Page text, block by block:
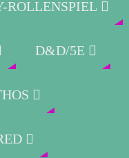
ROLLENSPIEL
D&D/5E